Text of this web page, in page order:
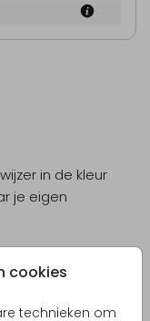
cookies
technieken om
in de kleur
je eigen
met een
en is 8